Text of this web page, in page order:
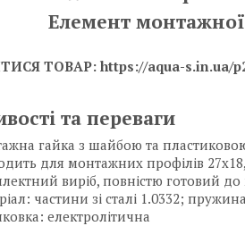
Елемент
ТОВАР: https://aqua-s.in.ua/
та переваги
гайка з шайбою та
для монтажних профілів
виріб, повністю готовий
частини зі сталі 1.0332;
електролітична